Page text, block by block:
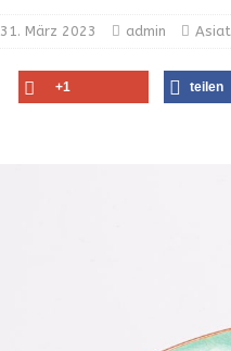
31. März 2023 admin
+1 teilen